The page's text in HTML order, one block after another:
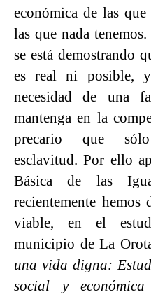
económica de las
las que nada
se está demostrando
es real ni posible,
necesidad de una
mantenga en la
precario que
esclavitud. Por ello
Básica de las
recientemente hemos
viable, en el
municipio de La
una vida digna:
social y